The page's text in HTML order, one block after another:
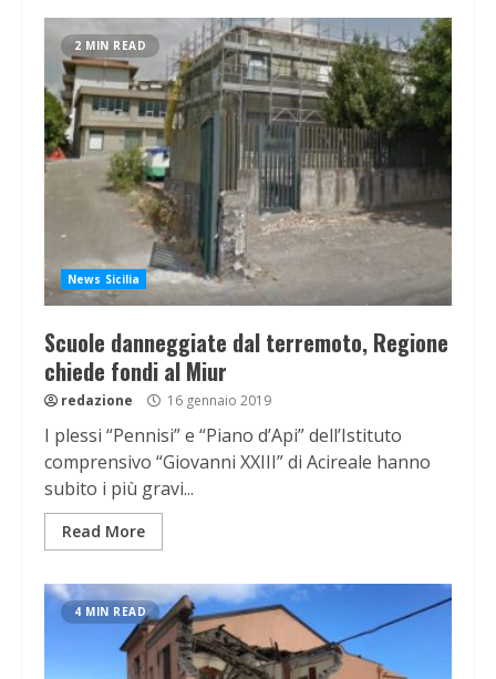
2 MIN READ
News Sicilia
Scuole danneggiate dal terremoto, Regione
chiede fondi al Miur
redazione 16 gennaio 2019
I plessi “Pennisi” e “Piano d’Api” dell’Istituto
comprensivo “Giovanni XXIII” di Acireale hanno
subito i più gravi...
Read More
4 MIN READ